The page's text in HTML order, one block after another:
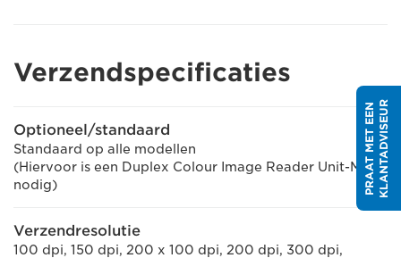
Verzendspecificaties
Optioneel/standaard
Standaard op alle modellen
(Hiervoor is een Duplex Colour Image Reader Unit-M1
nodig)
Verzendresolutie
100 dpi, 150 dpi, 200 x 100 dpi, 200 dpi, 300 dpi,
P
R
A
A
T
M
E
T
E
E
N
K
L
A
N
T
A
D
V
I
S
E
UR